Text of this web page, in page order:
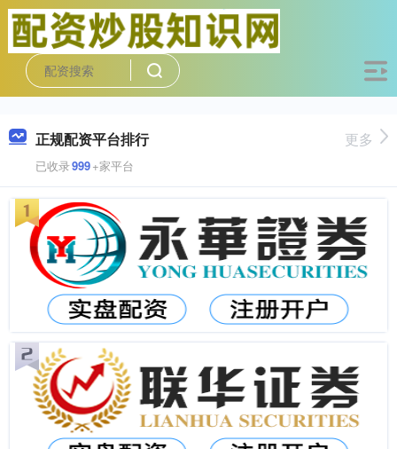
正规配资平台排行
已收录999+家平台
更多